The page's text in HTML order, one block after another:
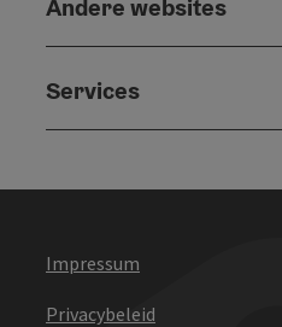
Andere websites
Services
Impressum
Privacybeleid